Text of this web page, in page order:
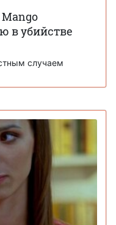
в убийстве
случаем